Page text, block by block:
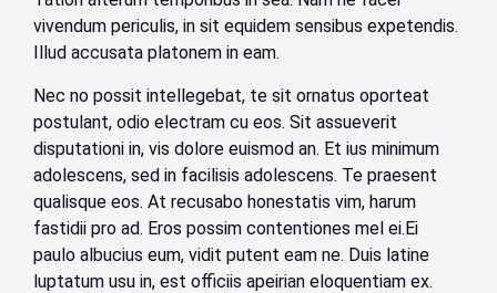
vivendum periculis, in sit equidem sensibus expetendis.
Illud accusata platonem in eam.
Nec no possit intellegebat, te sit ornatus oporteat
postulant, odio electram cu eos. Sit assueverit
disputationi in, vis dolore euismod an. Et ius minimum
adolescens, sed in facilisis adolescens. Te praesent
qualisque eos. At recusabo honestatis vim, harum
fastidii pro ad. Eros possim contentiones mel ei.Ei
paulo albucius eum, vidit putent eam ne. Duis latine
luptatum usu in, est officiis apeirian eloquentiam ex.